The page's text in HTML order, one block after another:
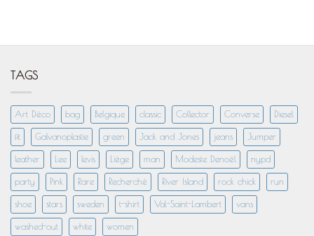
TAGS
Art Déco bag Belgique classic Collector Converse Diesel
fit Galvanoplastie green Jack and Jones jeans Jumper
leather Lee levis Liège man Modeste Denoël nypd
party Pink Rare Recherché River Island rock chick run
shoe stars sweden t-shirt Val-Saint-Lambert vans
washed-out white women